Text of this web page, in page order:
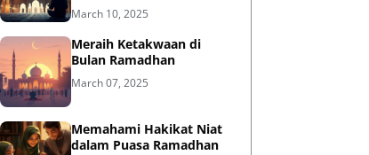
March 10, 2025
Meraih Ketakwaan di
Bulan Ramadhan
March 07, 2025
Memahami Hakikat Niat
dalam Puasa Ramadhan